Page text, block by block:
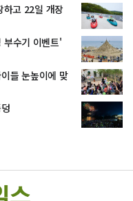
하고 22일 개장
부수기 이벤트'
들 눈높이에 맞